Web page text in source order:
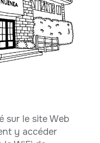
sur le site Web
y accéder